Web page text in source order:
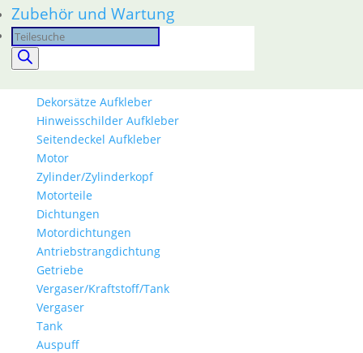
Zubehör und Wartung
Products
search
52 Sitzbank
Ersatzteile
Aufkleber
K-Modelle Aufkleber
Dekorsätze Aufkleber
Hinweisschilder Aufkleber
Seitendeckel Aufkleber
Motor
Zylinder/Zylinderkopf
Motorteile
Dichtungen
Motordichtungen
Antriebstrangdichtung
Getriebe
Vergaser/Kraftstoff/Tank
Vergaser
Tank
Auspuff